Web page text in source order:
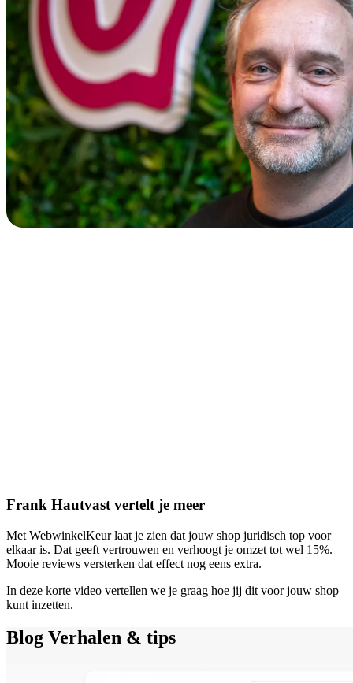
Frank Hautvast vertelt je meer
Met WebwinkelKeur laat je zien dat jouw shop juridisch top voor
elkaar is. Dat geeft vertrouwen en verhoogt je omzet tot wel 15%.
Mooie reviews versterken dat effect nog eens extra.
In deze korte video vertellen we je graag hoe jij dit voor jouw shop
kunt inzetten.
Blog Verhalen & tips